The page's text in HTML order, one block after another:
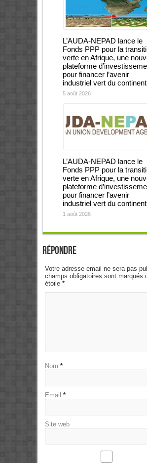
L’AUDA-NEPAD lance le
Fonds PPP pour la
verte en Afrique, une
plateforme
pour financer l’avenir
industriel vert du
5 août 2026
L’AUDA-NEPAD lance le
Fonds PPP pour la
verte en Afrique, une
plateforme
pour financer l’avenir
industriel vert du
1 août 2026
Répondre
Votre adresse email ne sera pas
champs obligatoires sont marqués
étoile *
Nom *
Email *
Site web